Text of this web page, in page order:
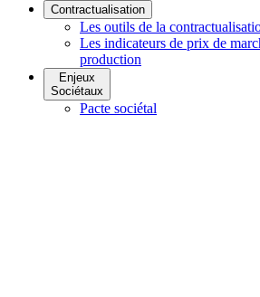
Contractualisation
Les outils de la
Les indicateurs de prix de
production
Enjeux
Sociétaux
Pacte sociétal